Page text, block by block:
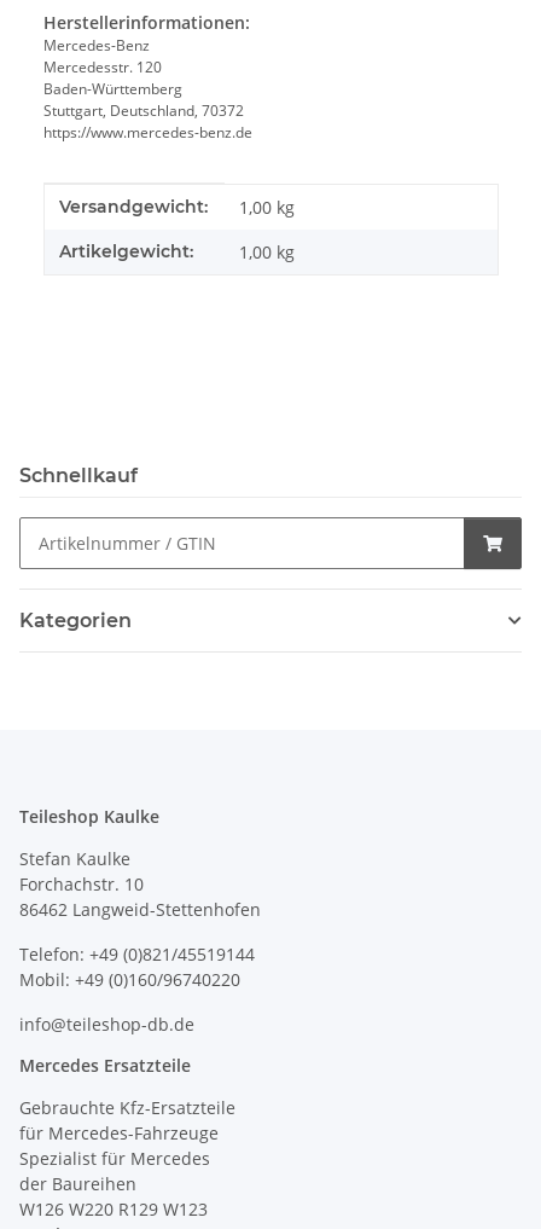
Herstellerinformationen:
Mercedes-Benz
Mercedesstr. 120
Baden-Württemberg
Stuttgart, Deutschland, 70372
https://www.mercedes-benz.de
Produkteigenschaft
Wert
Versandgewicht: 1,00 kg
Artikelgewicht: 1,00 kg
Schnellkauf
Kategorien
Teileshop Kaulke
Stefan Kaulke
Forchachstr. 10
86462 Langweid-Stettenhofen
Telefon: +49 (0)821/45519144
Mobil: +49 (0)160/96740220
info@teileshop-db.de
Mercedes Ersatzteile
Gebrauchte Kfz-Ersatzteile
für Mercedes-Fahrzeuge
Spezialist für Mercedes
der Baureihen
W126 W220 R129 W123